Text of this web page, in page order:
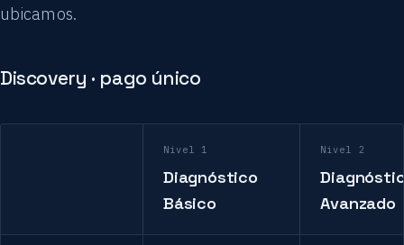
ubicamos.
Discovery · pago único
Nivel 1
Diagnóstico
Básico
Nivel 2
Avanzado